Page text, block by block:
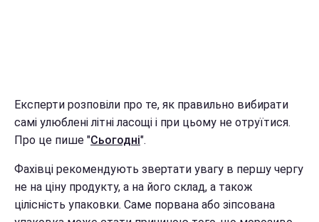
Експерти розповіли про те, як правильно вибирати
самі улюблені літні ласощі і при цьому не отруїтися.
Про це пише "Сьогодні".
Фахівці рекомендують звертати увагу в першу чергу
не на ціну продукту, а на його склад, а також
цілісність упаковки. Саме порвана або зіпсована